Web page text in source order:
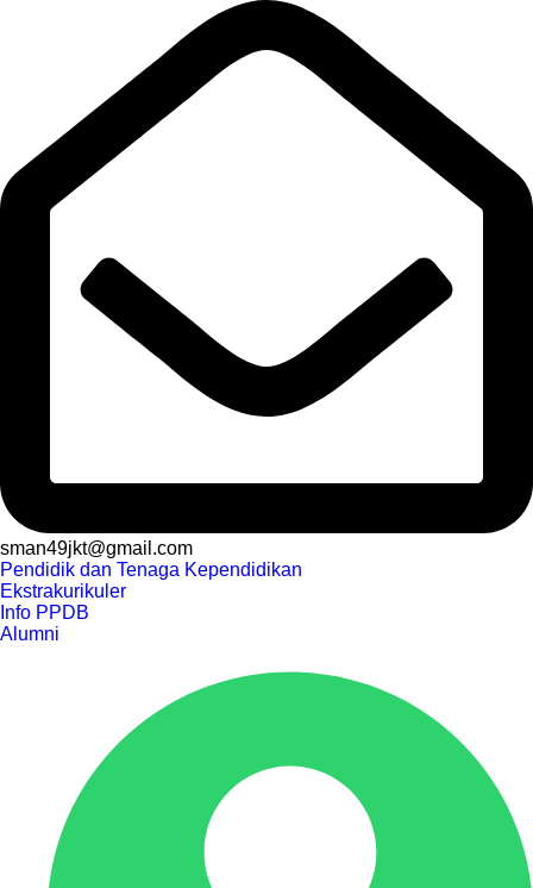
sman49jkt@gmail.com
Pendidik dan Tenaga Kependidikan
Ekstrakurikuler
Info PPDB
Alumni